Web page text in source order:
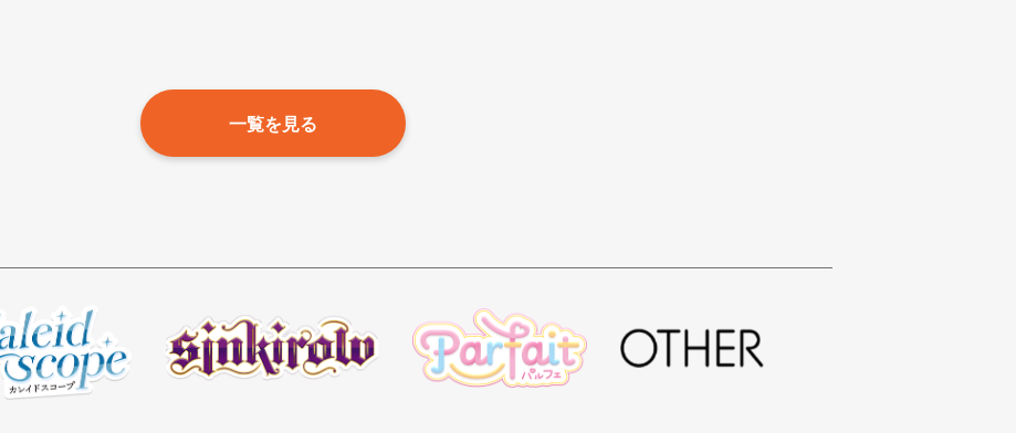
一覧を見る